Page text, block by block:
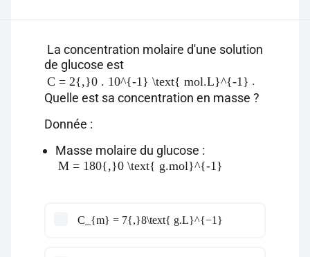
La concentration molaire d'une solution
de glucose est
C = 2{,}0 . 10^{-1} \text{ mol.L}^{-1} .
Quelle est sa concentration en masse ?
Donnée :
Masse molaire du glucose :
M = 180{,}0 \text{ g.mol}^{-1}
C_{m} = 7{,}8\text{ g.L}^{−1}